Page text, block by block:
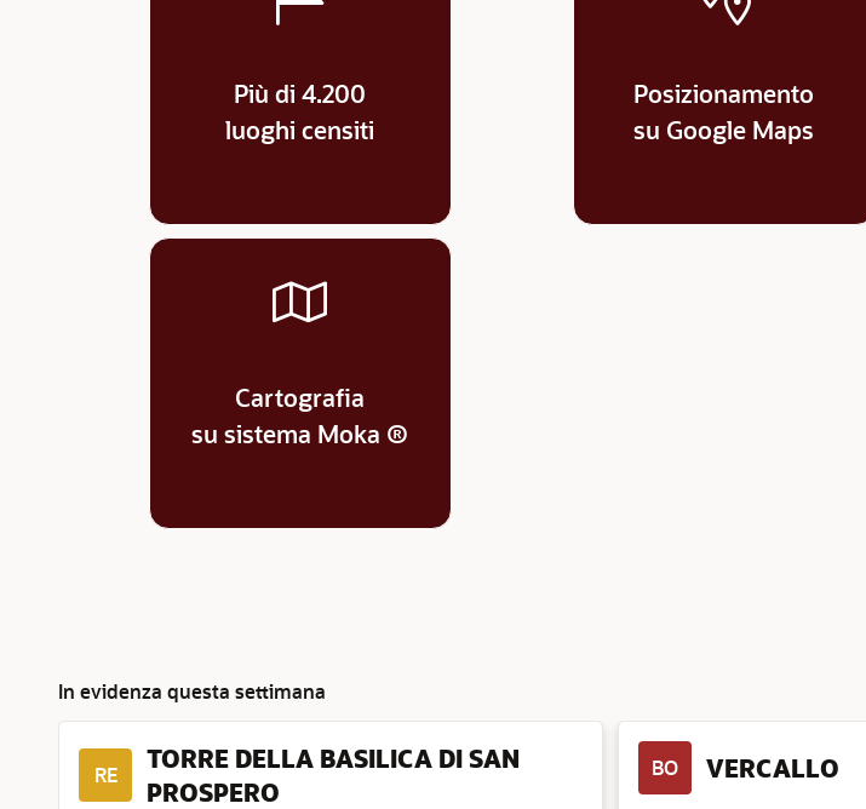
Più di 4.200
luoghi censiti
Posizionamento
su Google Maps
Cartografia
su sistema Moka ®
In evidenza questa settimana
RE
TORRE DELLA BASILICA DI SAN
PROSPERO
BO VERCALLO